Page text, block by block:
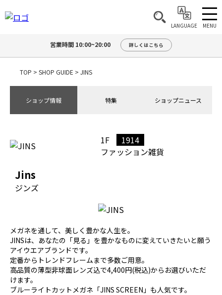
LANGUAGE MENU
営業時間 10:00~20:00 詳しくはこちら
TOP > SHOP GUIDE > JINS
ショップ情報 特集 ショップニュース
1F
1914
ファッション雑貨
Jins
ジンズ
メガネを通して、美しく豊かな人生を。
JINSは、あなたの「見る」を豊かなものに変えていきたいと願う
アイウエアブランドです。
定番からトレンドフレームまで多数ご用意。
高品質の薄型非球面レンズ込で4,400円(税込)からお選びいただ
けます。
ブルーライトカットメガネ「JINS SCREEN」も人気です。